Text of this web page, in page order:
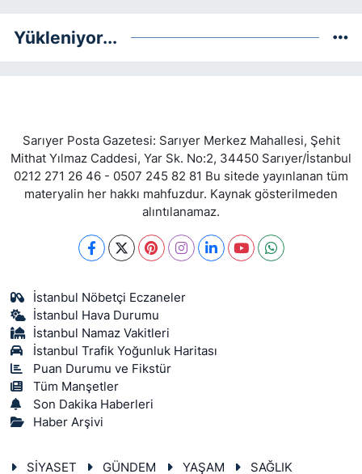
Yükleniyor...
Sarıyer Posta Gazetesi: Sarıyer Merkez Mahallesi, Şehit
Mithat Yılmaz Caddesi, Yar Sk. No:2, 34450 Sarıyer/İstanbul
0212 271 26 46 - 0507 245 82 81 Bu sitede yayınlanan tüm
materyalin her hakkı mahfuzdur. Kaynak gösterilmeden
alıntılanamaz.
İstanbul Nöbetçi Eczaneler
İstanbul Hava Durumu
İstanbul Namaz Vakitleri
İstanbul Trafik Yoğunluk Haritası
Puan Durumu ve Fikstür
Tüm Manşetler
Son Dakika Haberleri
Haber Arşivi
SİYASET GÜNDEM YAŞAM SAĞLIK